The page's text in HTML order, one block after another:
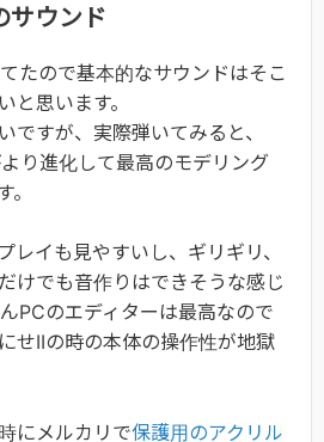
ウンド
たので基本的なサウンドはそこ
と思います。
ですが、実際弾いてみると、
り進化して最高のモデリング
レイも見やすいし、ギリギリ、
けでも音作りはできそうな感じ
PCのエディターは最高なので
せIIの時の本体の操作性が地獄
にメルカリで保護用のアクリル